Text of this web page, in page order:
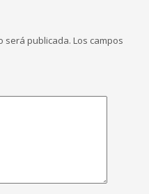
será publicada. Los campos